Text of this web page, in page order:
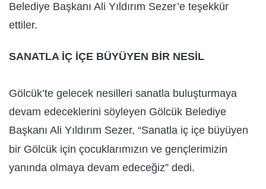
Belediye Başkanı Ali Yıldırım Sezer’e teşekkür
ettiler.
SANATLA İÇ İÇE BÜYÜYEN BİR NESİL
Gölcük’te gelecek nesilleri sanatla buluşturmaya
devam edeceklerini söyleyen Gölcük Belediye
Başkanı Ali Yıldırım Sezer, “Sanatla iç içe büyüyen
bir Gölcük için çocuklarımızın ve gençlerimizin
yanında olmaya devam edeceğiz” dedi.